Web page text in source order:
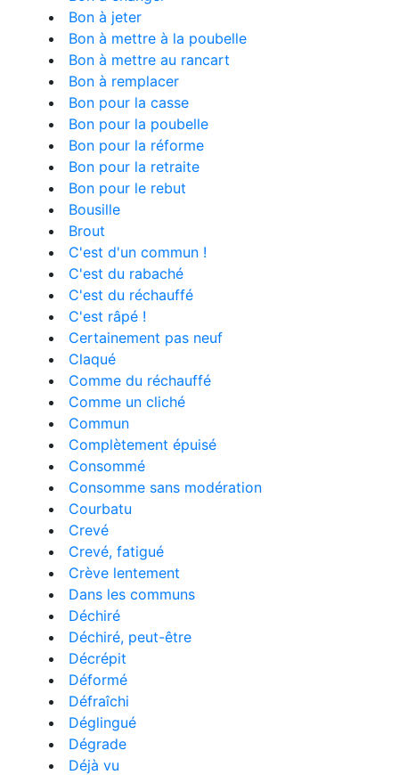
Bon à jeter
Bon à mettre à la poubelle
Bon à mettre au rancart
Bon à remplacer
Bon pour la casse
Bon pour la poubelle
Bon pour la réforme
Bon pour la retraite
Bon pour le rebut
Bousille
Brout
C'est d'un commun !
C'est du rabaché
C'est du réchauffé
C'est râpé !
Certainement pas neuf
Claqué
Comme du réchauffé
Comme un cliché
Commun
Complètement épuisé
Consommé
Consomme sans modération
Courbatu
Crevé
Crevé, fatigué
Crève lentement
Dans les communs
Déchiré
Déchiré, peut-être
Décrépit
Déformé
Défraîchi
Déglingué
Dégrade
Déjà vu